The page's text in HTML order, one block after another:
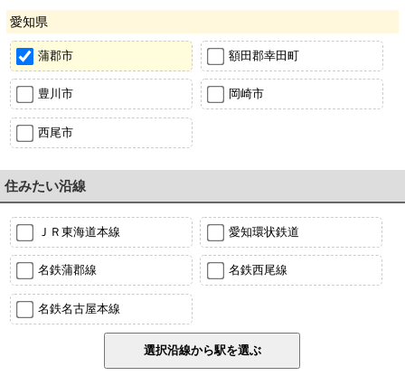
愛知県
蒲郡市 額田郡幸田町
豊川市 岡崎市
西尾市
住みたい沿線
ＪＲ東海道本線 愛知環状鉄道
名鉄蒲郡線 名鉄西尾線
名鉄名古屋本線